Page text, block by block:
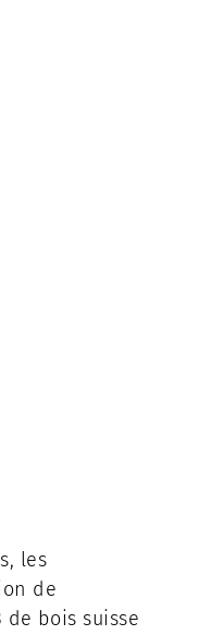
les
de
bois suisse